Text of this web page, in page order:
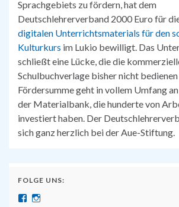
Sprachgebiets zu fördern, hat dem
Deutschlehrerverband 2000 Euro für
digitalen Unterrichtsmaterials für den
Kulturkurs im Lukio bewilligt. Das
schließt eine Lücke, die die
Schulbuchverlage bisher nicht
Fördersumme geht in vollem Umfang
der Materialbank, die hunderte von
investiert haben. Der
sich ganz herzlich bei der Aue-Stiftung.
FOLGE UNS:
Näytä SuomenSaksanopettajat:n profiili